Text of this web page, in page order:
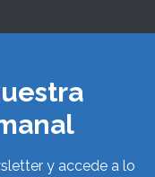
y accede a lo